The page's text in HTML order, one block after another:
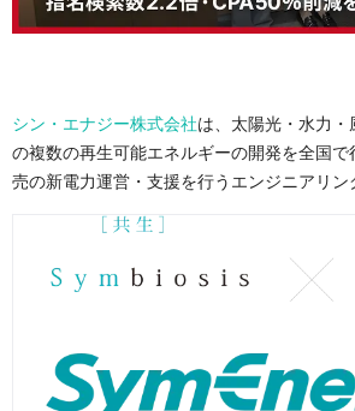
シン・エナジー株式会社は、太陽光・水力
の複数の再生可能エネルギーの開発を全国で
売の新電力運営・支援を行うエンジニアリン